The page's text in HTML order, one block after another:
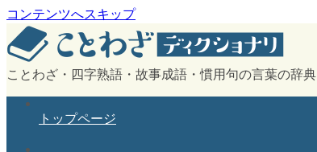
コンテンツへスキップ
ことわざ・四字熟語・故事成語・慣用句の言葉の辞典
トップページ